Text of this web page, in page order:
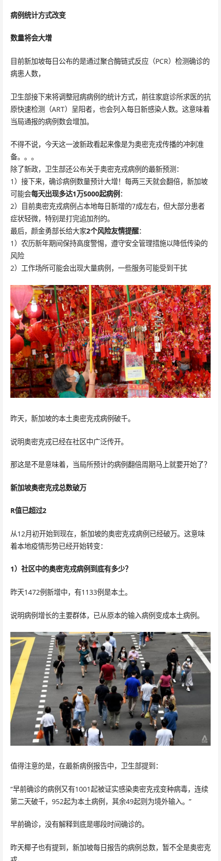
病例统计方式改变
数量将会大增
目前新加坡每日公布的是通过聚合酶链式反应（PCR）检测确诊的
病患人数，
卫生部接下来将调整冠病病例的统计方式，前往家庭诊所求医的抗
原快速检测（ART）呈阳者，也会列入每日新感染人数。这意味着
当局通报的病例数会增加。
不得不说，今天这一波新政看起来像是为奥密克戎传播的冲刺准
备。。。
除了新政，卫生部还公布关于奥密克戎病例的最新预测：
1）接下来，确诊病例数量预计大增！每两三天就会翻倍，新加坡
可能会每天出现多达1万5000起病例 ：
2）目前奥密克戎病例占本地每日新增的7成左右，但大部分患者
症状轻微，特别是打完追加剂的。
最后，颜金勇部长给大家2个风险友情提醒：
1）农历新年期间保持高度警惕，遵守安全管理措施以降低传染的
风险
2）工作场所可能会出现大量病例，一些服务可能受到干扰
昨天，新加坡的本土奥密克戎病例破千。
说明奥密克戎已经在社区中广泛传开。
那这是不是意味着，当局所预计的病例翻倍周期马上就要开始了？
新加坡奥密克戎总数破万
R值已超过2
从12月初开始到现在，新加坡的奥密克戎病例已经破万。这意味
着本地疫情形势已经开始转变：
1）社区中的奥密克戎病例到底有多少？
昨天1472例新增中，有1133例是本土。
说明病例增长的主要群体，已从原本的输入病例变成本土病例。
值得注意的是，在最新病例报告中，卫生部提到：
“早前确诊的病例又有1001起被证实感染奥密克戎变种病毒，连续
第二天破千，952起为本土病例，其余49起则为境外输入。”
早前确诊，没有解释到底是哪段时间确诊的。
昨天椰子也有提到，新加坡每日报告的病例总数，暂不全是奥密克